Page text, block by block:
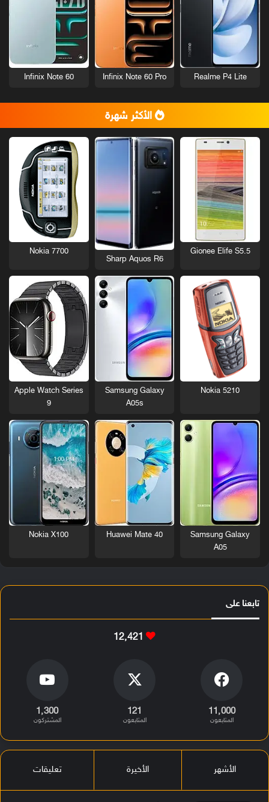
Realme P4 Lite
Infinix Note 60 Pro
Infinix Note 60
الأكثر شهرة
Gionee Elife S5.5
Sharp Aquos R6
Nokia 7700
Nokia 5210
Samsung Galaxy
A05s
Apple Watch Series
9
Samsung Galaxy
A05
Huawei Mate 40
Nokia X100
تابعنا على
12٬421
11٬000
المتابعون
121
المتابعون
1٬300
المشتركون
الأشهر الأخيرة تعليقات